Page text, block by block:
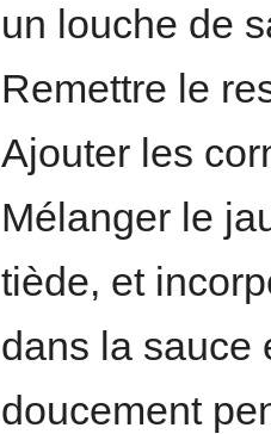
un louche de
Remettre le
Ajouter les
Mélanger le
tiède, et
dans la sauce
doucement